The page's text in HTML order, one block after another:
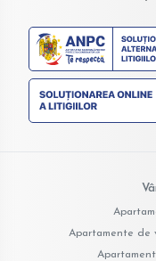
Apartamente de